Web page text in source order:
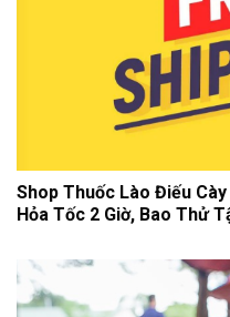
Shop Thuốc Lào Điếu
Hỏa Tốc 2 Giờ, Bao Thử